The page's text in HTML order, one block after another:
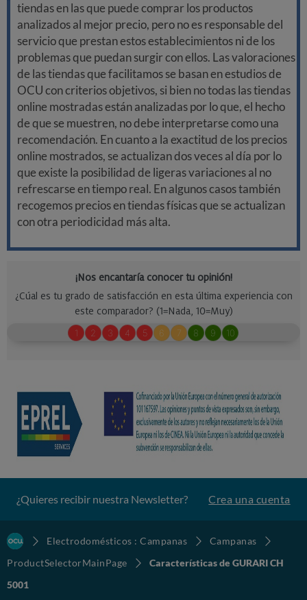
tiendas en las que puede comprar los productos
analizados al mejor precio, pero no es responsable del
servicio que prestan estos establecimientos ni de los
problemas que puedan surgir con ellos. Las valoraciones
de las tiendas que facilitamos se basan en estudios de
OCU con criterios objetivos, si bien no todas las tiendas
online mostradas están analizadas por lo que, el hecho
de que se muestren, no debe interpretarse como una
recomendación. En cuanto a la exactitud de los precios
online mostrados, se actualizan dos veces al día por lo
que existe la posibilidad de ligeras variaciones al no
refrescarse en tiempo real. En algunos casos también
recogemos precios en tiendas físicas que se actualizan
con otra periodicidad más alta.
¿Quieres recibir nuestra Newsletter? Crea una cuenta
Electrodomésticos : Campanas
Campanas
ProductSelectorMainPage
Características de GURARI CH
5001